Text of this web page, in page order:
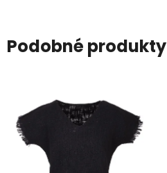
Podobné produkty